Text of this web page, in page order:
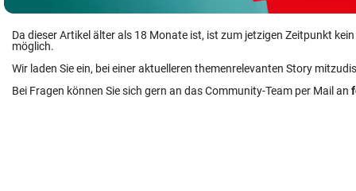
Da dieser Artikel älter als 18 Monate ist, ist zum jetzigen Zeitpunkt
möglich.
Wir laden Sie ein, bei einer aktuelleren themenrelevanten Story
Bei Fragen können Sie sich gern an das Community-Team per Mail an